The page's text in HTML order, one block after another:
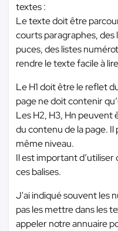
textes :
Le texte doit être
courts paragraphes, des
puces, des listes
rendre le texte facile à
Le H1 doit être le reflet
page ne doit contenir
Les H2, H3, Hn peuvent
du contenu de la page. Il
même niveau.
Il est important
ces balises.
J'ai indiqué souvent les
pas les mettre dans les
appeler notre annuaire